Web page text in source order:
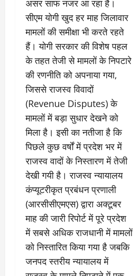
असर साफ नजर आ रहा है।
सीएम योगी खुद हर माह जिलावार
मामलों की समीक्षा भी करते रहते
हैं। योगी सरकार की विशेष पहल
के तहत तेजी से मामलों के निपटारे
की रणनीति को अपनाया गया,
जिससे राजस्व विवादों
(Revenue Disputes) के
मामलों में बड़ा सुधार देखने को
मिला है। इसी का नतीजा है कि
पिछले कुछ वर्षों में प्रदेश भर में
राजस्व वादों के निस्तारण में तेजी
देखी गयी है। राजस्व न्यायालय
कंप्यूटरीकृत प्रबंधन प्रणाली
(आरसीसीएमएस) द्वारा अक्टूबर
माह की जारी रिपोर्ट में पूरे प्रदेश
में सबसे अधिक राजधानी में मामलों
को निस्तारित किया गया है जबकि
जनपद स्तरीय न्यायालय में